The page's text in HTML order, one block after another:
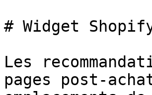
# Widget
Les
pages post-